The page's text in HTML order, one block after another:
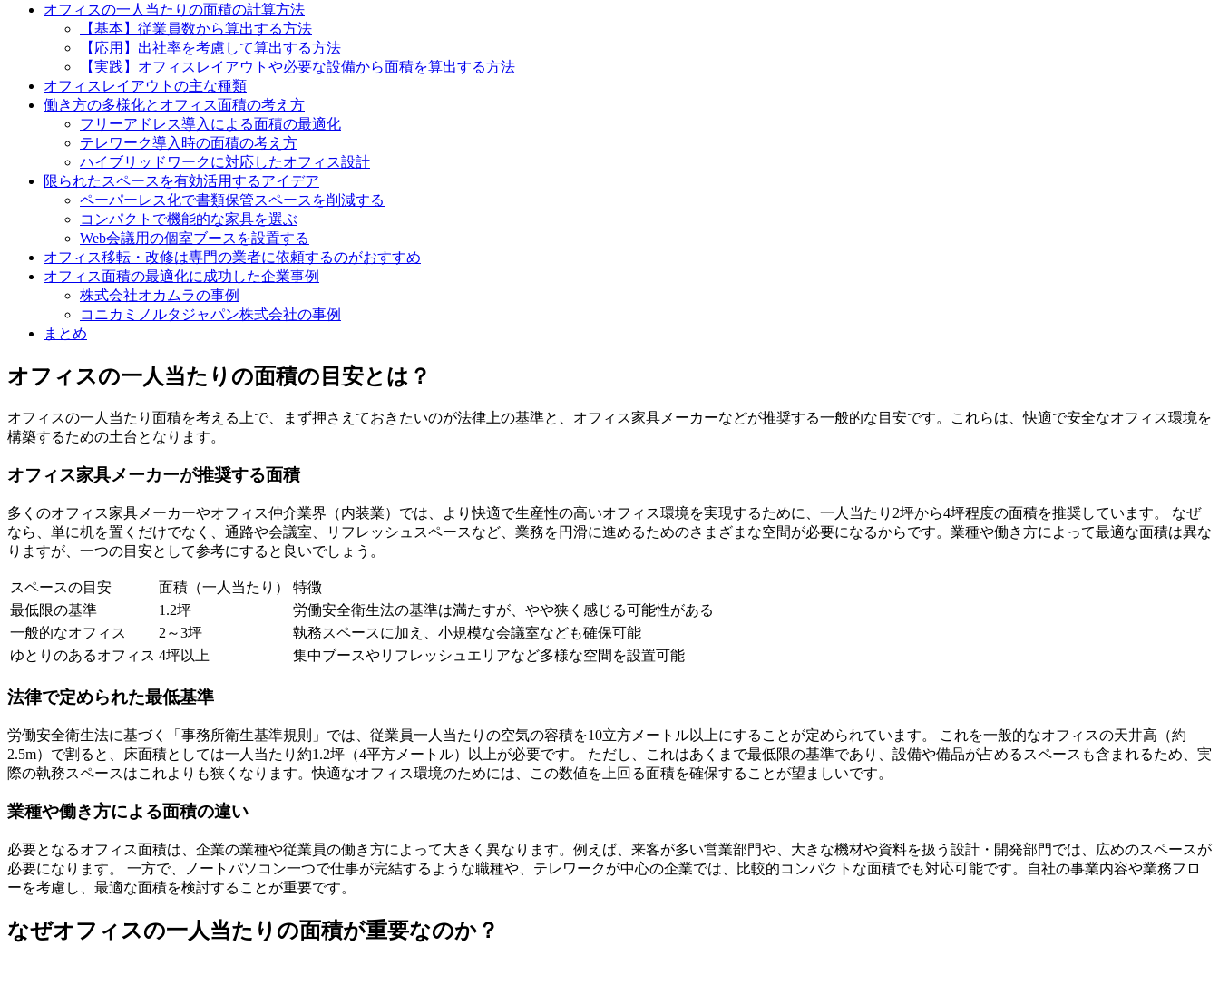
オフィスの一人当たりの面積の計算方法
【基本】従業員数から算出する方法
【応用】出社率を考慮して算出する方法
【実践】オフィスレイアウトや必要な設備から面積を算出する方法
オフィスレイアウトの主な種類
働き方の多様化とオフィス面積の考え方
フリーアドレス導入による面積の最適化
テレワーク導入時の面積の考え方
ハイブリッドワークに対応したオフィス設計
限られたスペースを有効活用するアイデア
ペーパーレス化で書類保管スペースを削減する
コンパクトで機能的な家具を選ぶ
Web会議用の個室ブースを設置する
オフィス移転・改修は専門の業者に依頼するのがおすすめ
オフィス面積の最適化に成功した企業事例
株式会社オカムラの事例
コニカミノルタジャパン株式会社の事例
まとめ
オフィスの一人当たりの面積の目安とは？
オフィスの一人当たり面積を考える上で、まず押さえておきたいのが法律上の基準と、オフィス家具メーカーなどが推奨する一般的な目安です。これらは、快適で安全なオフィス環境を
構築するための土台となります。
オフィス家具メーカーが推奨する面積
多くのオフィス家具メーカーやオフィス仲介業界（内装業）では、より快適で生産性の高いオフィス環境を実現するために、一人当たり2坪から4坪程度の面積を推奨しています。 なぜ
なら、単に机を置くだけでなく、通路や会議室、リフレッシュスペースなど、業務を円滑に進めるためのさまざまな空間が必要になるからです。業種や働き方によって最適な面積は異な
りますが、一つの目安として参考にすると良いでしょう。
スペースの目安 面積（一人当たり）
特徴
最低限の基準
1.2坪
労働安全衛生法の基準は満たすが、やや狭く感じる可能性がある
一般的なオフィス
2～3坪
執務スペースに加え、小規模な会議室なども確保可能
ゆとりのあるオフィス 4坪以上 集中ブースやリフレッシュエリアなど多様な空間を設置可能
法律で定められた最低基準
労働安全衛生法に基づく「事務所衛生基準規則」では、従業員一人当たりの空気の容積を10立方メートル以上にすることが定められています。 これを一般的なオフィスの天井高（約
2.5m）で割ると、床面積としては一人当たり約1.2坪（4平方メートル）以上が必要です。 ただし、これはあくまで最低限の基準であり、設備や備品が占めるスペースも含まれるため、実
際の執務スペースはこれよりも狭くなります。快適なオフィス環境のためには、この数値を上回る面積を確保することが望ましいです。
業種や働き方による面積の違い
必要となるオフィス面積は、企業の業種や従業員の働き方によって大きく異なります。例えば、来客が多い営業部門や、大きな機材や資料を扱う設計・開発部門では、広めのスペースが
必要になります。 一方で、ノートパソコン一つで仕事が完結するような職種や、テレワークが中心の企業では、比較的コンパクトな面積でも対応可能です。自社の事業内容や業務フロ
ーを考慮し、最適な面積を検討することが重要です。
なぜオフィスの一人当たりの面積が重要なのか？